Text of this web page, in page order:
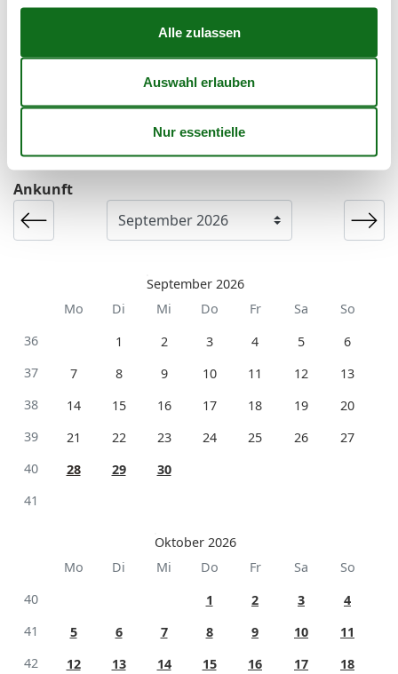
Zielgruppe
Einzel
Ankunft
September 2026
Mo
Di Mi Do Fr Sa
So
36
1 2 3 4 5
6
37
7 8 9 10 11 12
13
38
14 15 16 17 18 19
20
39
21 22 23 24 25 26
27
40
28 29
30
41
Oktober 2026
Mo
Di Mi Do Fr Sa
So
40
1 2 3
4
41
5 6 7 8 9 10
11
42
12 13 14 15 16 17
18